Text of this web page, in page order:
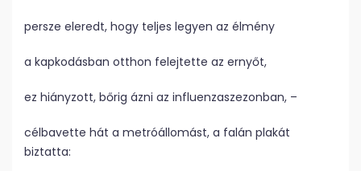
persze eleredt, hogy teljes legyen az élmény
a kapkodásban otthon felejtette az ernyőt,
ez hiányzott, bőrig ázni az influenzaszezonban, –
célbavette hát a metróállomást, a falán plakát
biztatta: